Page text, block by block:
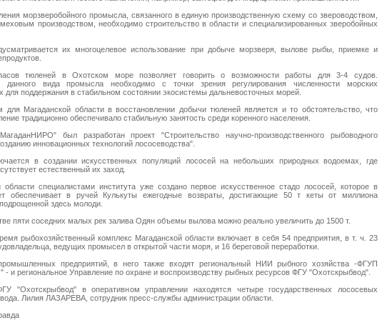
морзверобойного промысла, связанного в единую производственную схему со звероводством,
производством, необходимо строительство в области и специализированных зверобойных
их многоцелевое использование при добыче морзверя, вылове рыбы, приемке и
тюленей в Охотском море позволяет говорить о возможности работы для 3-4 судов.
данного вида промысла необходимо с точки зрения регулирования численности морских
для поддержания в стабильном состоянии экосистемы дальневосточных морей.
для Магаданской области в восстановлении добычи тюленей является и то обстоятельство, что
традиционно обеспечивало стабильную занятость среди коренного населения.
был разработан проект "Строительство научно-производственного рыбоводного
инновационных технологий лососеводства".
в создании искусственных популяций лососей на небольших природных водоемах, где
естественный их заход.
области специалистами института уже создано первое искусственное стадо лососей, которое в
обеспечивает в ручей Кулькуты ежегодные возвраты, достигающие 50 т кеты от миллиона
здесь молоди.
пяти соседних малых рек залива Одян объемы вылова можно реально увеличить до 1500 т.
рыбохозяйственный комплекс Магаданской области включает в себя 54 предприятия, в т. ч. 23
ведущих промысел в открытой части моря, и 16 береговой переработки.
предприятий, в него также входят региональный НИИ рыбного хозяйства -ФГУП
и региональное Управление по охране и воспроизводству рыбных ресурсов ФГУ "Охотскрыбвод".
"Охотскрыбвод" в оперативном управлении находятся четыре государственных лососевых
Лилия ЛАЗАРЕВА, сотрудник пресс-службы администрации области.